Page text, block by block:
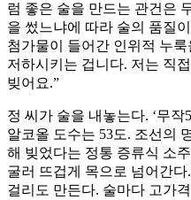
럼 좋은 술을 만드는 관건은
을 썼느냐에 따라 술의 품질
첨가물이 들어간 인위적 누
저하시키는 겁니다. 저는 직
빚어요.”
정 씨가 술을 내놓는다. ‘무작
알코올 도수는 53도. 조선의
해 빚었다는 정통 증류식 소
굴러 뜨겁게 목으로 넘어간
걸리도 만든다. 술마다 고가